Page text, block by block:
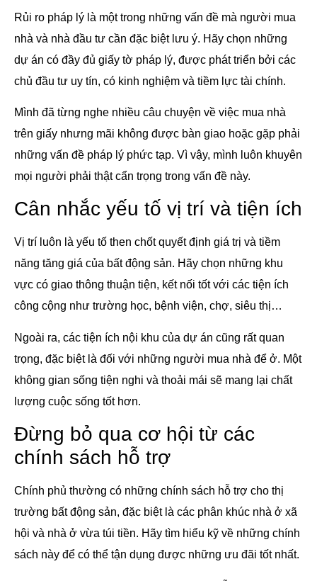
Rủi ro pháp lý là một trong những vấn đề mà người mua
nhà và nhà đầu tư cần đặc biệt lưu ý. Hãy chọn những
dự án có đầy đủ giấy tờ pháp lý, được phát triển bởi các
chủ đầu tư uy tín, có kinh nghiệm và tiềm lực tài chính.
Mình đã từng nghe nhiều câu chuyện về việc mua nhà
trên giấy nhưng mãi không được bàn giao hoặc gặp phải
những vấn đề pháp lý phức tạp. Vì vậy, mình luôn khuyên
mọi người phải thật cẩn trọng trong vấn đề này.
Cân nhắc yếu tố vị trí và tiện ích
Vị trí luôn là yếu tố then chốt quyết định giá trị và tiềm
năng tăng giá của bất động sản. Hãy chọn những khu
vực có giao thông thuận tiện, kết nối tốt với các tiện ích
công cộng như trường học, bệnh viện, chợ, siêu thị…
Ngoài ra, các tiện ích nội khu của dự án cũng rất quan
trọng, đặc biệt là đối với những người mua nhà để ở. Một
không gian sống tiện nghi và thoải mái sẽ mang lại chất
lượng cuộc sống tốt hơn.
Đừng bỏ qua cơ hội từ các
chính sách hỗ trợ
Chính phủ thường có những chính sách hỗ trợ cho thị
trường bất động sản, đặc biệt là các phân khúc nhà ở xã
hội và nhà ở vừa túi tiền. Hãy tìm hiểu kỹ về những chính
sách này để có thể tận dụng được những ưu đãi tốt nhất.